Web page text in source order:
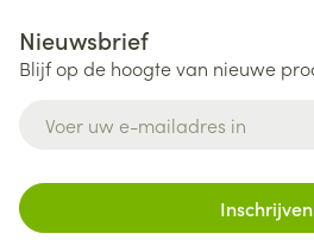
Nieuwsbrief
Blijf op de hoogte van nieuwe
Inschrijven